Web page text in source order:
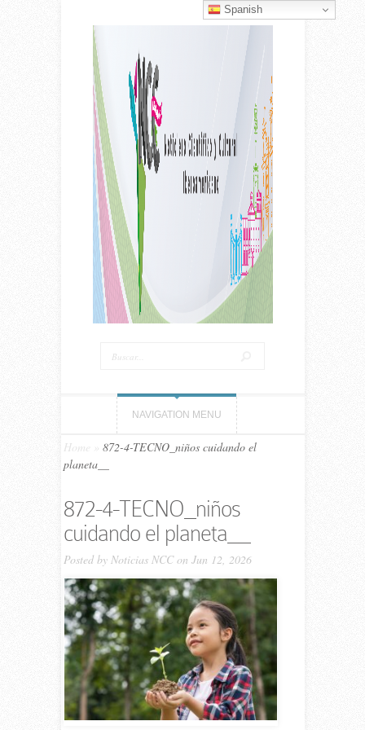
NAVIGATION MENU
Home
872-4-TECNO_niños cuidando el
planeta__
872-4-TECNO_niños
cuidando el planeta__
Posted by Noticias NCCon Jun 12, 2026
Spanish